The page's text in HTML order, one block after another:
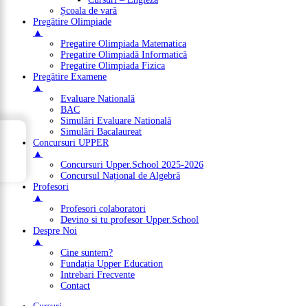
Școala de vară
Pregătire Olimpiade
▲
Pregatire Olimpiada Matematica
Pregatire Olimpiadă Informatică
Pregatire Olimpiada Fizica
Pregătire Examene
▲
Evaluare Natională
BAC
Simulări Evaluare Natională
Simulări Bacalaureat
Concursuri UPPER
▲
Concursuri Upper.School 2025-2026
Concursul Național de Algebră
Profesori
▲
Profesori colaboratori
Devino si tu profesor Upper.School
Despre Noi
▲
Cine suntem?
Fundația Upper Education
Intrebari Frecvente
Contact